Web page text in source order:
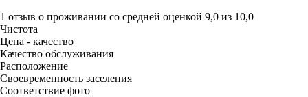
1 отзыв о проживании со средней оценкой 9,0 из 10,0
Чистота
Цена - качество
Качество обслуживания
Расположение
Своевременность заселения
Соответствие фото